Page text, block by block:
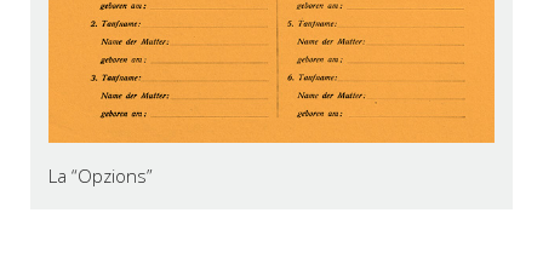
La “Opzions”